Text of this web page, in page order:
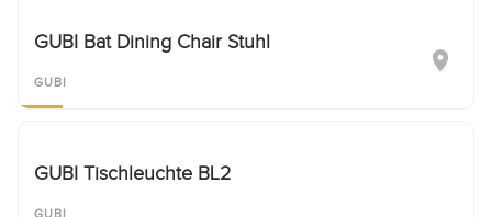
GUBI Bat Dining Chair Stuhl
GUBI
GUBI Tischleuchte BL2